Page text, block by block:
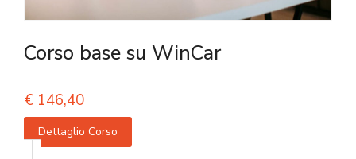
Corso base su WinCar
€ 146,40
Dettaglio Corso